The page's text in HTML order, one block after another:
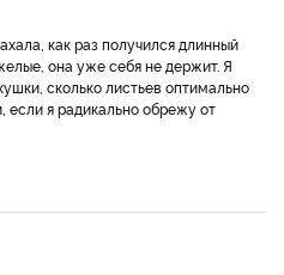
как раз получился длинный
она уже себя не держит. Я
сколько листьев оптимально
если я радикально обрежу от